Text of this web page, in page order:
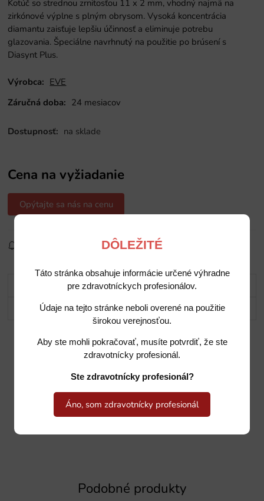
DÔLEŽITÉ
Táto stránka obsahuje informácie určené výhradne
pre zdravotníckych profesionálov.
Údaje na tejto stránke neboli overené na použitie
širokou verejnosťou.
Aby ste mohli pokračovať, musíte potvrdiť, že ste
zdravotnícky profesionál.
Ste zdravotnícky profesionál?
Áno, som zdravotnícky profesionál
Kotúč so strednou zrnitosťou 11 x 2 mm, vhodný najmä na
zirkónové výplne s plným obrysom. Vysoká koncentrácia
diamantu zaisťuje lepšiu účinnosť a eliminuje potrebu
glazovania. Špeciálne navrhnutý na použitie po brúsení s
Diasynt Plus.
Výrobca: EVE
Záručná doba: 24 mesiacov
Dostupnosť: na sklade
Cena na vyžiadanie
Opýtajte sa nás na cenu
Pridať do obľúbených
Popis
Potrebujete poradiť?
Podobné produkty